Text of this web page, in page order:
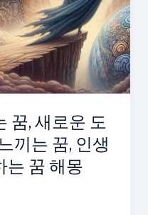
꿈, 새로운 도
끼는 꿈, 인생
는 꿈 해몽